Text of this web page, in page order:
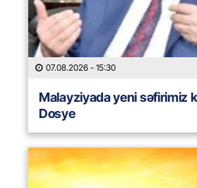
07.08.2026 - 15:30
Malayziyada yeni səfirimiz
Dosye